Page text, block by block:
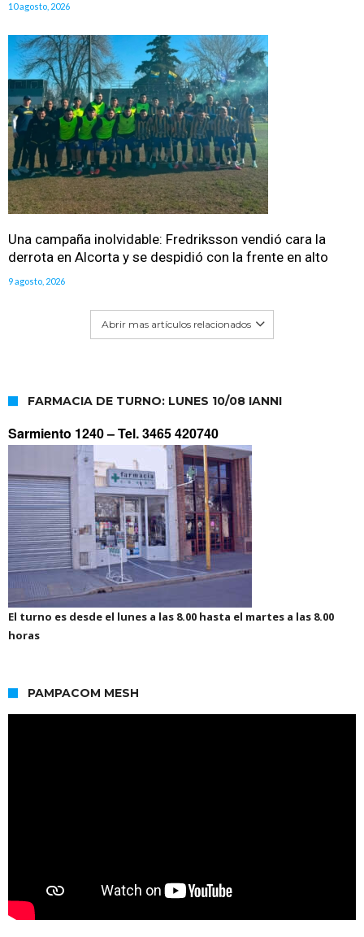
10 agosto, 2026
Una campaña inolvidable: Fredriksson vendió cara la
derrota en Alcorta y se despidió con la frente en alto
9 agosto, 2026
Abrir mas artículos relacionados
FARMACIA DE TURNO: LUNES 10/08 IANNI
Sarmiento 1240 –Tel. 3465 420740
El turno es desde el lunes a las 8.00 hasta el martes a las 8.00
horas
PAMPACOM MESH